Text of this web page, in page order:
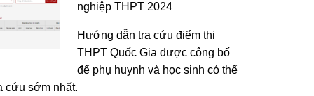
nghiệp THPT 2024
Hướng dẫn tra cứu điểm thi
THPT Quốc Gia được công bố
để phụ huynh và học sinh có thể
cứu sớm nhất.